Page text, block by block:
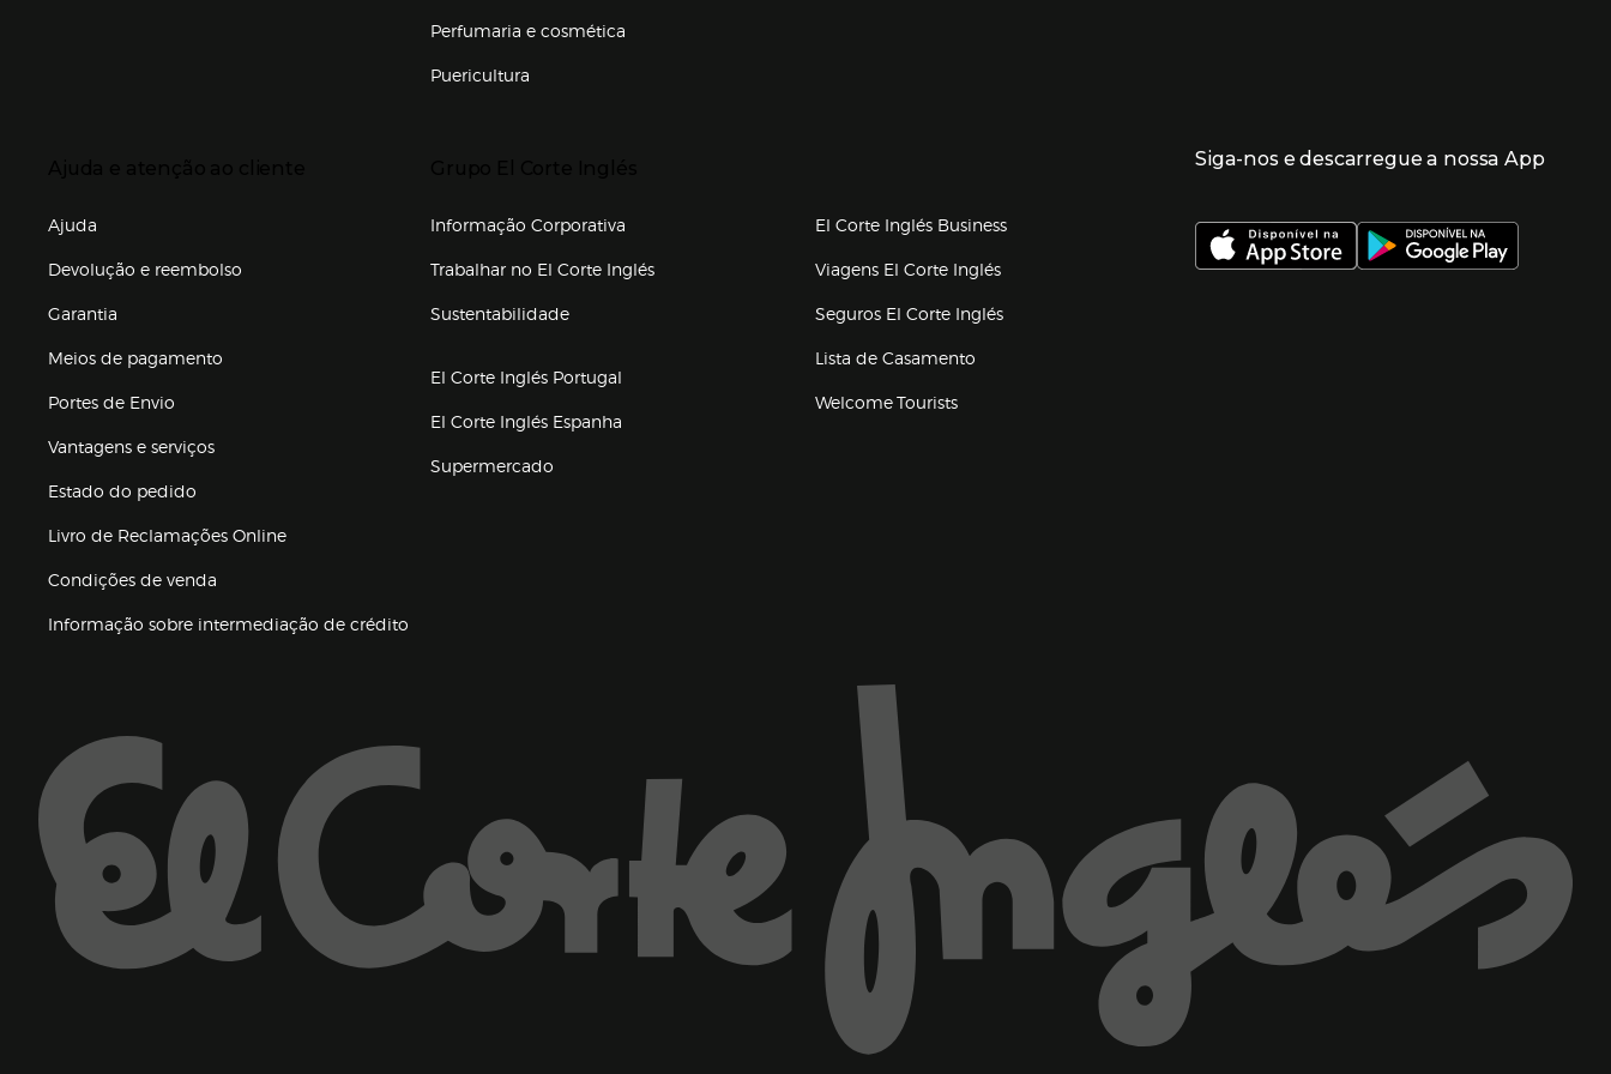
Perfumaria e cosmética
Puericultura
Ajuda
Devolução e reembolso
Garantia
Meios de pagamento
Portes de Envio
Vantagens e serviços
Estado do pedido
Livro de Reclamações Online
Condições de venda
Informação sobre intermediação de crédito
Informação Corporativa
Trabalhar no El Corte Inglés(abre en nueva ventana)
Sustentabilidade
El Corte Inglés Portugal
El Corte Inglés Espanha
Supermercado
El Corte Inglés Business
Viagens El Corte Inglés(abre en nueva ventana)
Seguros El Corte Inglés(abre en nueva ventana)
Lista de Casamento
Welcome Tourists
Enlaces de grupo el corte inglés
Siga-nos e descarregue a nossa App
Marca El Corte Inglés